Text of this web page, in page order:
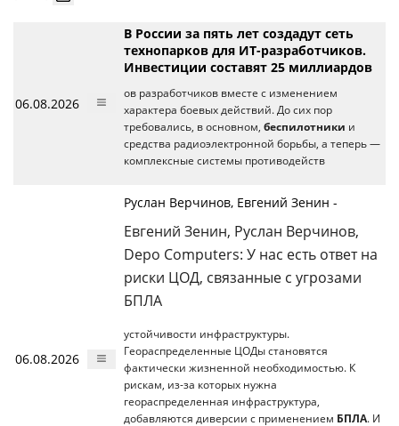
06.08.2026
В России за пять лет создадут сеть
технопарков для ИТ-разработчиков.
Инвестиции составят 25 миллиардов
ов разработчиков вместе с изменением
характера боевых действий. До сих пор
требовались, в основном, беспилотники и
средства радиоэлектронной борьбы, а теперь —
комплексные системы противодейств
06.08.2026
Руслан Верчинов, Евгений Зенин -
Евгений Зенин, Руслан Верчинов,
Depo Computers: У нас есть ответ на
риски ЦОД, связанные с угрозами
БПЛА
устойчивости инфраструктуры.
Геораспределенные ЦОДы становятся
фактически жизненной необходимостью. К
рискам, из-за которых нужна
геораспределенная инфраструктура,
добавляются диверсии с применением БПЛА. И